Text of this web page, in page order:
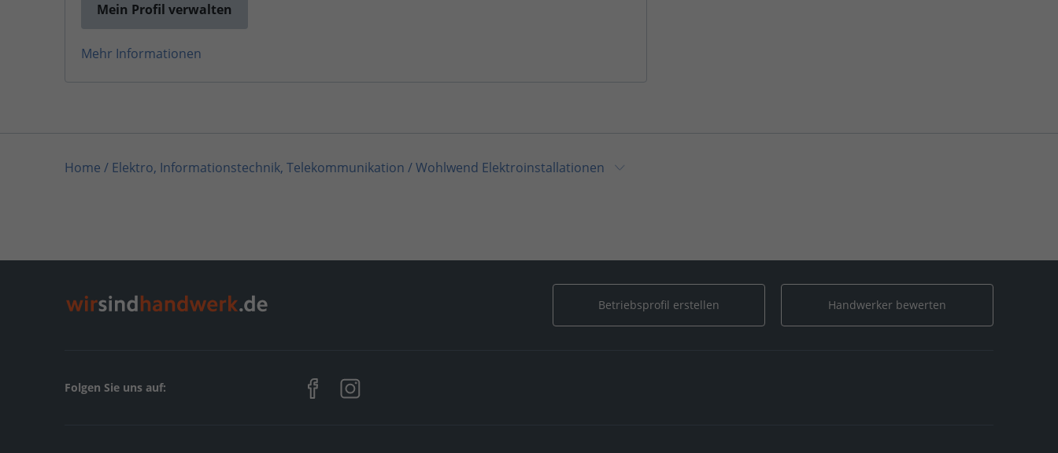
Mein Profil verwalten
Mehr Informationen
Home / Elektro, Informationstechnik, Telekommunikation /Wohlwend Elektroinstallationen
Betriebsprofil erstellen Handwerker bewerten
Folgen Sie uns auf: